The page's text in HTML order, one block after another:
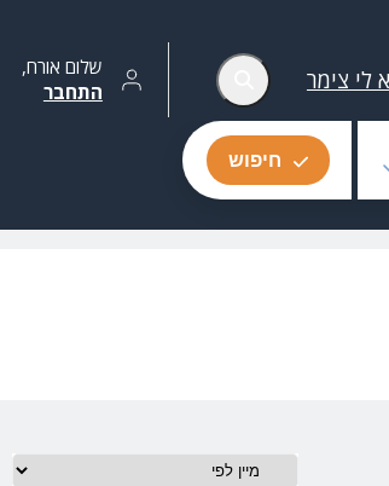
לי צימר שלום אורח,
התחבר
חיפוש